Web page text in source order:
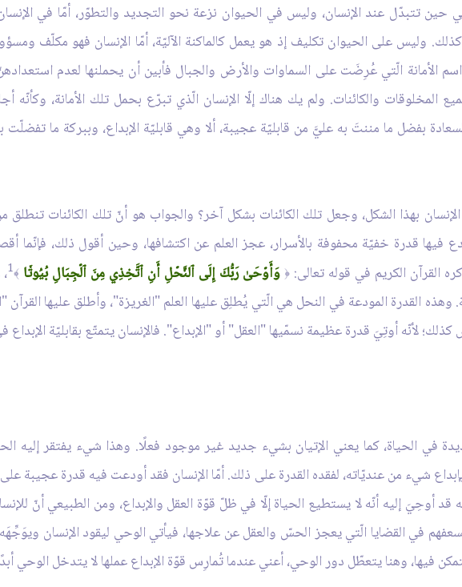
حين تتبدّل عند الإنسان، وليس في الحيوان نزعة نحو التجديد والتطوّر، أمّا في
وليس على الحيوان تكليف إذ هو يعمل كالماكنة الآليّة، أمّا الإنسان فهو مكلّف
اسم الأمانة الّتي عُرِضَت على السماوات والأرض والجبال فأبين أن يحملنها لعدم
والكائنات. ولم يك هناك إلّا الإنسان الّذي تبرّع بحمل تلك الأمانة، وكأنّه
بفضل ما مننتَ به عليَّ من قابليّة عجيبة، ألا وهي قابليّة الإبداع، وببركة ما
بهذا الشكل، وجعل تلك الكائنات بشكل آخر؟ والجواب هو أنّ تلك الكائنات تنطلق
فيها قدرة خفيّة محفوفة بالأسرار، عجز العلم عن اكتشافها، وحين أقول ذلك، فإنّما
القرآن الكريم في قوله تعالى:﴿ وَأَوۡحَىٰ رَبُّكَ إِلَى ٱلنَّحۡلِ أَنِ ٱتَّخِذِي مِنَ ٱلۡجِبَالِ بُيُوتٗا ﴾1
القدرة المودعة في النحل هي الّتي يُطلِق عليها العلم "الغريزة"، وأطلق عليها القرآن
لأنّه أوتِيَ قدرة عظيمة نسمّيها "العقل" أو "الإبداع". فالإنسان يتمتّع بقابليّة الإبداع
في الحياة، كما يعني الإتيان بشيء جديد غير موجود فعلًا. وهذا شيء يفتقر إليه
شيء من عنديّاته، لفقده القدرة على ذلك. أمّا الإنسان فقد أودعت فيه قدرة عجيبة
قد أوحِيَ إليه أنّه لا يستطيع الحياة إلّا في ظلّ قوّة العقل والإبداع، ومن الطبيعي أنّ
في القضايا الّتي يعجز الحسّ والعقل عن علاجها، فيأتي الوحي ليقود الإنسان
فيها، وهنا يتعطّل دور الوحي، أعني عندما تُمارِس قوّة الإبداع عملها لا يتدخل الوحي